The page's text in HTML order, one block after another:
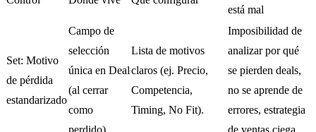
está mal
Set: Motivo
de pérdida
estandarizado
Campo de
selección
única en Deal
(al cerrar
como
perdido)
Lista de motivos
claros (ej. Precio,
Competencia,
Timing, No Fit).
Imposibilidad de
analizar por qué
se pierden deals,
no se aprende de
errores, estrategia
de ventas ciega.